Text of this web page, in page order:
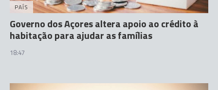
PAÍS
Governo dos Açores altera apoio ao crédito à
habitação para ajudar as famílias
18:47